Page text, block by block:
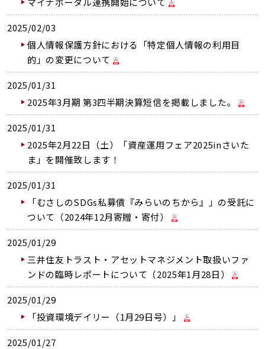
2025/02/03
個人情報保護方針における「特定個人情報の利用目
的」の変更について
2025/01/31
2025年3月期 第3四半期決算短信を掲載しました。
2025/01/31
2025年2月22日（土）「資産運用フェア2025inさいた
ま」を開催致します！
2025/01/31
「むさしのSDGs私募債『みらいのちから』」の受託に
ついて（2024年12月寄贈・寄付）
2025/01/29
三井住友トラスト・アセットマネジメント取扱いファ
ンドの臨時レポートについて（2025年1月28日）
2025/01/29
「投資環境デイリー（1月29日号）」
2025/01/27